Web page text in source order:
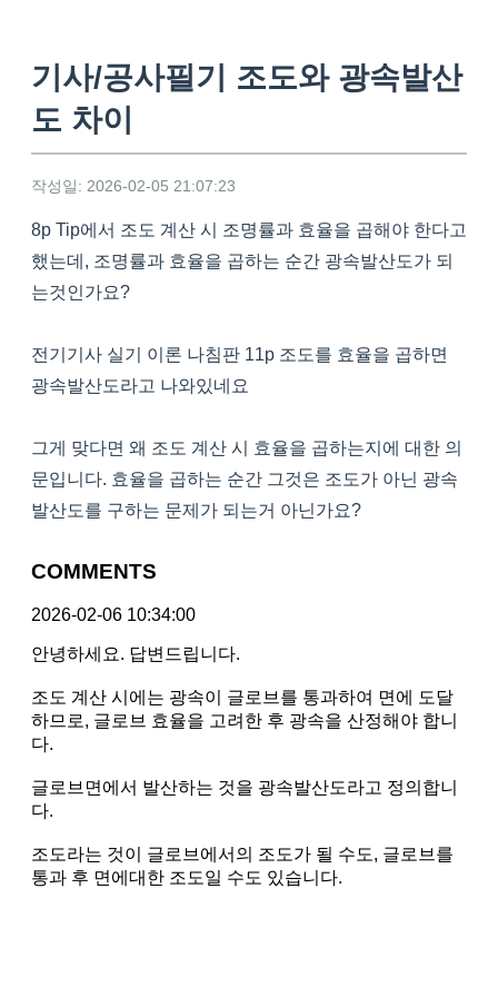
기사/공사필기 조도와 광속발산
도 차이
작성일: 2026-02-05 21:07:23
8p Tip에서 조도 계산 시 조명률과 효율을 곱해야 한다고
했는데, 조명률과 효율을 곱하는 순간 광속발산도가 되
는것인가요?
전기기사 실기 이론 나침판 11p 조도를 효율을 곱하면
광속발산도라고 나와있네요
그게 맞다면 왜 조도 계산 시 효율을 곱하는지에 대한 의
문입니다. 효율을 곱하는 순간 그것은 조도가 아닌 광속
발산도를 구하는 문제가 되는거 아닌가요?
COMMENTS
2026-02-06 10:34:00
안녕하세요. 답변드립니다.
조도 계산 시에는 광속이 글로브를 통과하여 면에 도달
하므로, 글로브 효율을 고려한 후 광속을 산정해야 합니
다.
글로브면에서 발산하는 것을 광속발산도라고 정의합니
다.
조도라는 것이 글로브에서의 조도가 될 수도, 글로브를
통과 후 면에대한 조도일 수도 있습니다.